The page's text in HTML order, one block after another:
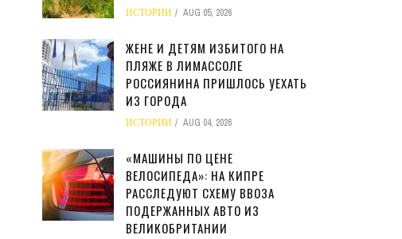
ИСТОРИИ AUG 05, 2026
ЖЕНЕ И ДЕТЯМ ИЗБИТОГО НА
ПЛЯЖЕ В ЛИМАССОЛЕ
РОССИЯНИНА ПРИШЛОСЬ УЕХАТЬ
ИЗ ГОРОДА
ИСТОРИИ AUG 04, 2026
«МАШИНЫ ПО ЦЕНЕ
ВЕЛОСИПЕДА»: НА КИПРЕ
РАССЛЕДУЮТ СХЕМУ ВВОЗА
ПОДЕРЖАННЫХ АВТО ИЗ
ВЕЛИКОБРИТАНИИ